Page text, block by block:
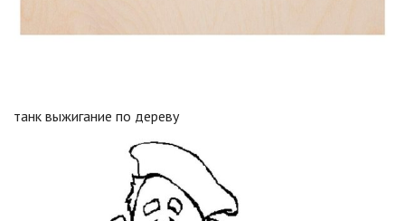
танк выжигание по дереву